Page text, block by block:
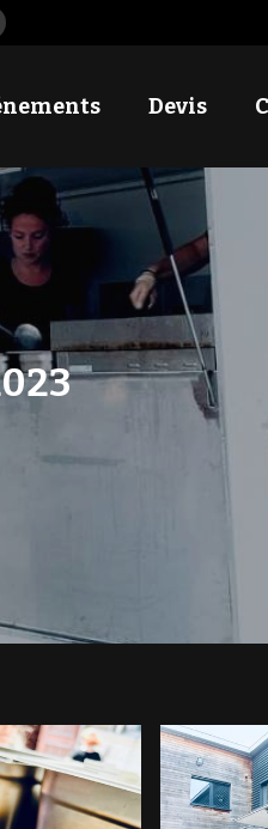
Devis